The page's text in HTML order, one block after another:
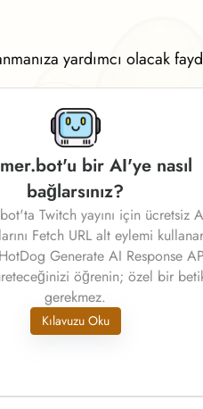
yardımcı olacak
bir AI'ye nasıl
bağlarsınız?
Twitch yayını için ücretsiz
Fetch URL alt eylemi
Generate AI Response
öğrenin; özel bir
gerekmez.
Kılavuzu Oku